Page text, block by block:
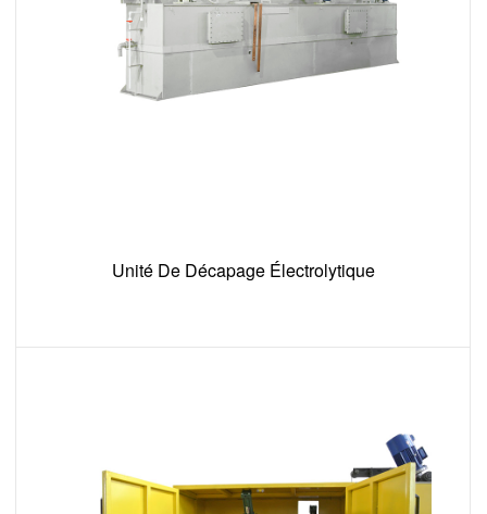
Unité De Décapage Électrolytique